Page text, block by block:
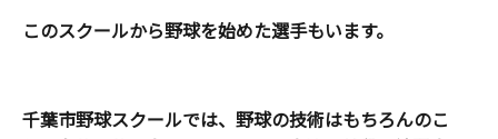
このスクールから野球を始めた選手もいます。
千葉市野球スクールでは、野球の技術はもちろんのこ